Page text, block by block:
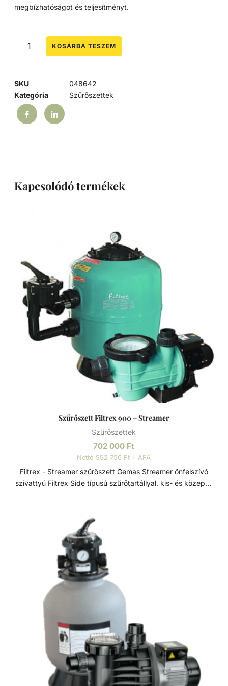
megbízhatóságot és teljesítményt.
KOSÁRBA TESZEM
SKU
048642
Kategória
Szűrőszettek
Kapcsolódó termékek
Szűrőszett Filtrex 900 – Streamer
Szűrőszettek
702 000 Ft
Nettó 552 756 Ft + ÁFA
Filtrex - Streamer szűrőszett Gemas Streamer önfelszívó
szivattyú Filtrex Side típusú szűrőtartállyal. kis- és közepes
energiahatékonyság és a kiemelkedő víztisztaság ideális
kombinációját kínálják. A szűrőméretek, szivattyúk és
tartozékok széles választéka lehetővé teszi, hogy az
medencéhez legjobban illeszkedő rendszert válasszuk. A
szűrőrendszereket gyors összeszerelésre és az
alkatrészek precíz összhangolt működésre tervezték. A
szivattyúk és szűrők teljesítménye a maximális áramlás és
energiahatékonyság érdekében van összehangolva. A
önfelszívó szivattyú, termoplasztik műanyagból. Minden
típusú kis méretű medencéhez telepíthető. Minden eleme
korrózióálló, erősített termoplasztikból készül a tartósság
és hosszú élettartam érdekében. 1/2 HP-ig D50-es
csatlakozás, az afeletti méretek D63 hollanderes